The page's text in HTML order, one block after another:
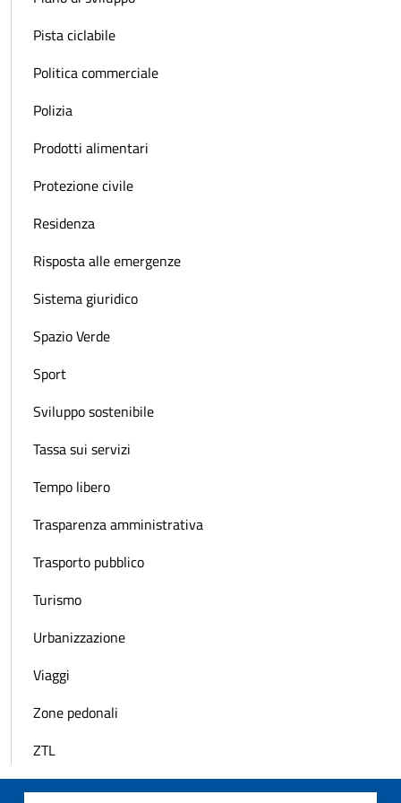
Pista ciclabile
Politica commerciale
Polizia
Prodotti alimentari
Protezione civile
Residenza
Risposta alle emergenze
Sistema giuridico
Spazio Verde
Sport
Sviluppo sostenibile
Tassa sui servizi
Tempo libero
Trasparenza amministrativa
Trasporto pubblico
Turismo
Urbanizzazione
Viaggi
Zone pedonali
ZTL